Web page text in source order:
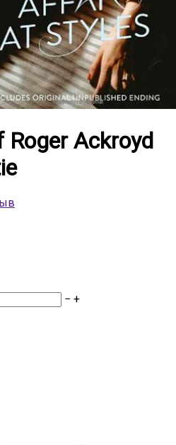
Roger Ackroyd
− +